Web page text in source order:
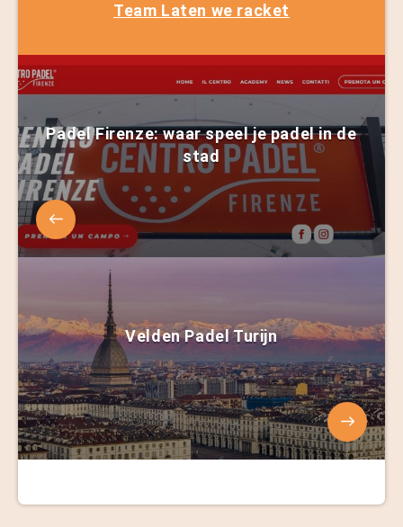
Team Laten we racket
Padel Firenze: waar speel je padel in de
stad
Velden Padel Turijn